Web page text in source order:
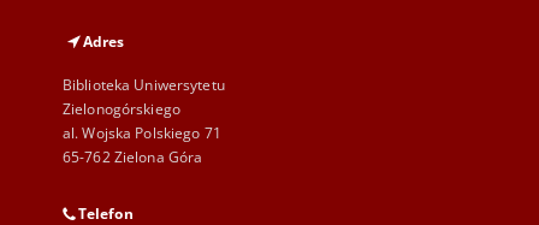
Adres
Biblioteka Uniwersytetu
Zielonogórskiego
al. Wojska Polskiego 71
65-762 Zielona Góra
Telefon